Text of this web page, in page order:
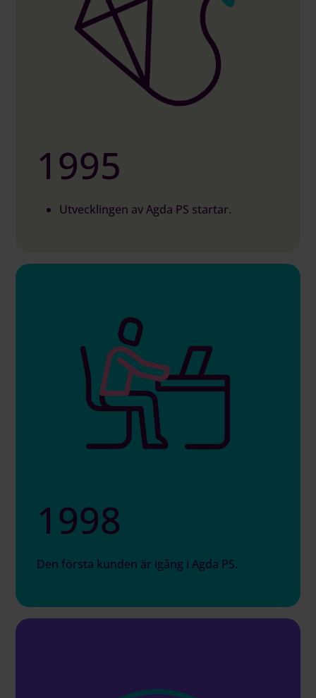
1995
Utvecklingen av Agda PS startar.
1998
Den första kunden är igång i Agda PS.